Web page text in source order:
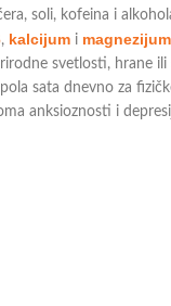
soli, kofeina i
, kalcijum i magnezijum
svetlosti, hrane
sata dnevno za
anksioznosti i